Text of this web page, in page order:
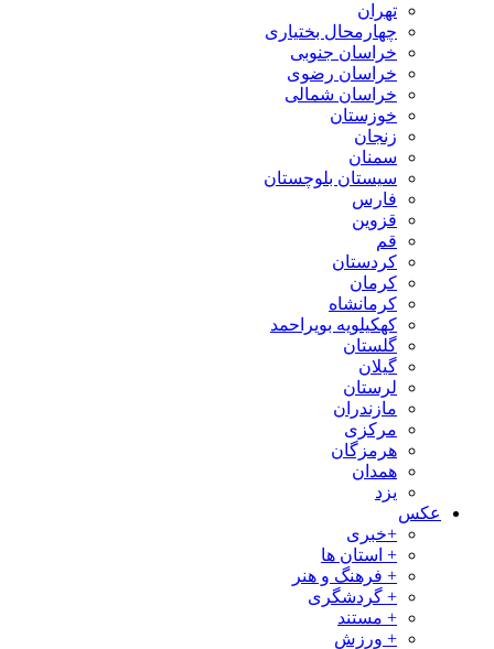
تهران
چهارمحال بختیاری
خراسان جنوبی
خراسان رضوی
خراسان شمالی
خوزستان
زنجان
سمنان
سیستان بلوچستان
فارس
قزوین
قم
کردستان
کرمان
کرمانشاه
کهکیلویه بویراحمد
گلستان
گیلان
لرستان
مازندران
مرکزی
هرمزگان
همدان
یزد
عکس
+خبری
+ استان ها
+ فرهنگ و هنر
+ گردشگری
+ مستند
+ ورزش